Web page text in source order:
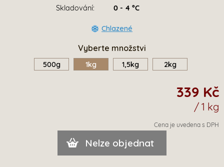
Skladování:
0 - 4 °C
Chlazené
Vyberte množstvi
500g 1kg 1,5kg 2kg
339 Kč
/ 1 kg
Cena je uvedena s DPH
Nelze objednat